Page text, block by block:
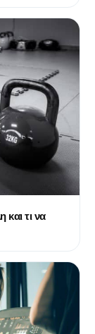
και τι να